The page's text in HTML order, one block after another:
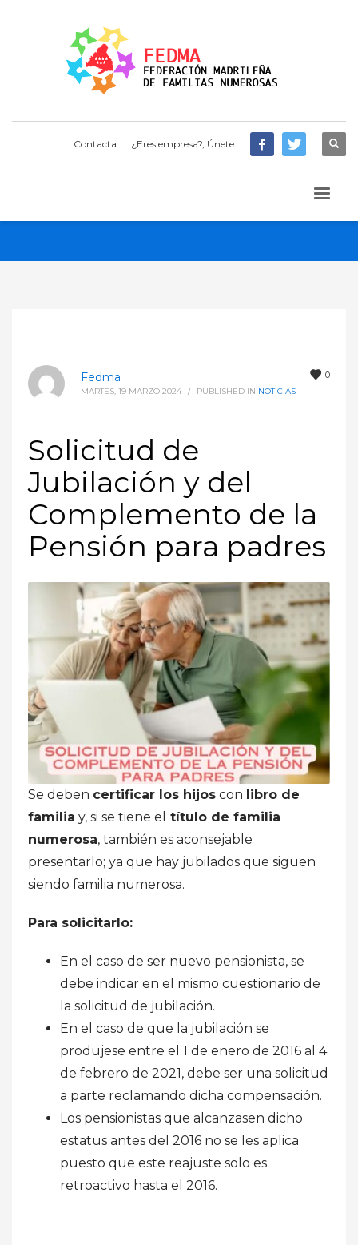
Contacta ¿Eres empresa?, Únete
0
Fedma
MARTES, 19 MARZO 2024 / PUBLISHED IN NOTICIAS
Solicitud de
Jubilación y del
Complemento de la
Pensión para padres
Se deben certificar los hijos con libro de
familia y, si se tiene el título de familia
numerosa, también es aconsejable
presentarlo; ya que hay jubilados que siguen
siendo familia numerosa.
Para solicitarlo:
En el caso de ser nuevo pensionista, se
debe indicar en el mismo cuestionario de
la solicitud de jubilación.
En el caso de que la jubilación se
produjese entre el 1 de enero de 2016 al 4
de febrero de 2021, debe ser una solicitud
a parte reclamando dicha compensación.
Los pensionistas que alcanzasen dicho
estatus antes del 2016 no se les aplica
puesto que este reajuste solo es
retroactivo hasta el 2016.